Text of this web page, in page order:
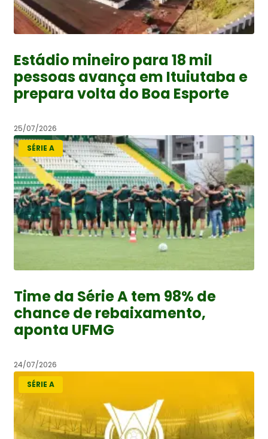
Estádio mineiro para 18 mil
pessoas avança em Ituiutaba e
prepara volta do Boa Esporte
25/07/2026
SÉRIE A
Time da Série A tem 98% de
chance de rebaixamento,
aponta UFMG
24/07/2026
SÉRIE A